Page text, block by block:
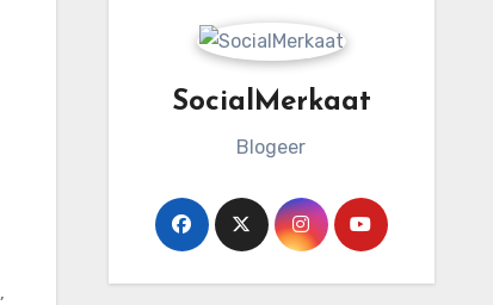
,
SocialMerkaat
Blogeer